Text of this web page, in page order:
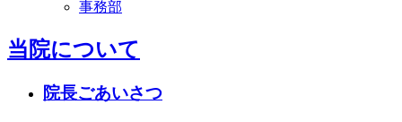
事務部
当院について
院長ごあいさつ